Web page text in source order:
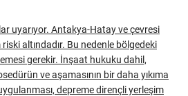
uyarıyor. Antakya-Hatay ve çevresi
altındadır. Bu nedenle bölgedeki
gerekir. İnşaat hukuku dahil,
ve aşamasının bir daha yıkıma
depreme dirençli yerleşim